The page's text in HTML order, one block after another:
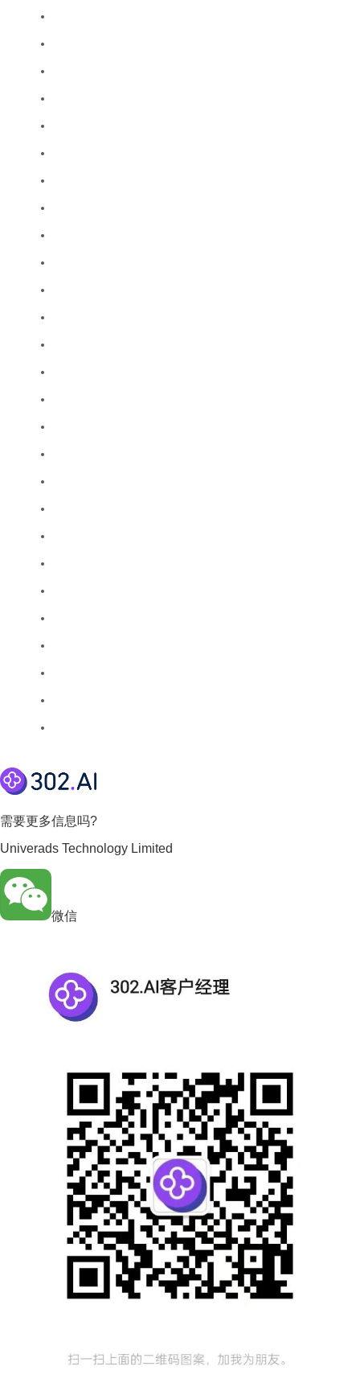
需要更多信息吗?
Univerads Technology Limited
微信